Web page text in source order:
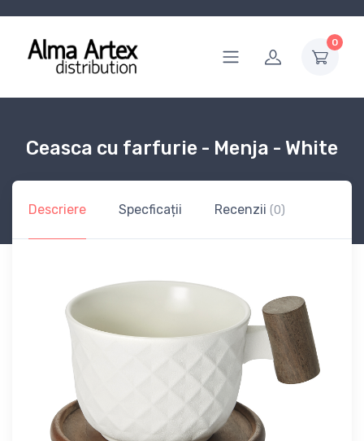
0
Ceasca cu farfurie - Menja - White
Descriere Specficații Recenzii (0)